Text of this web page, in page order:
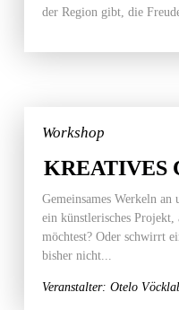
der Region gibt, die
Workshop
KREATIVES
Gemeinsames Werkeln
ein künstlerisches
möchtest? Oder schwirrt
bisher nicht...
Veranstalter: Otelo